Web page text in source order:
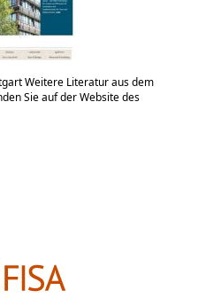
Weitere Literatur aus dem
Sie auf der Website des